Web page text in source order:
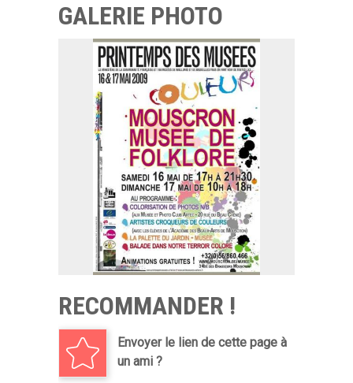
GALERIE PHOTO
RECOMMANDER !
Envoyer le lien de cette page à
un ami ?